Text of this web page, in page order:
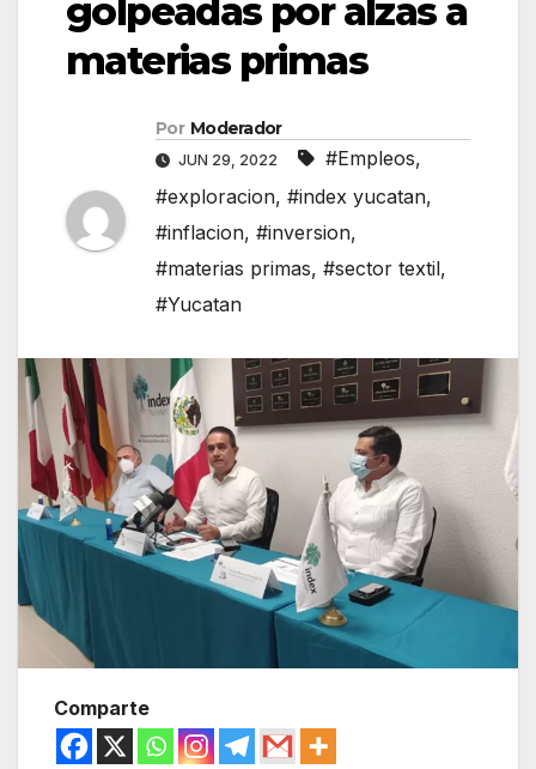
golpeadas por alzas a
materias primas
Por Moderador
JUN 29, 2022 #Empleos,
#exploracion, #index yucatan,
#inflacion, #inversion,
#materias primas, #sector textil,
#Yucatan
Comparte